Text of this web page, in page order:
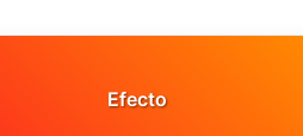
Efecto